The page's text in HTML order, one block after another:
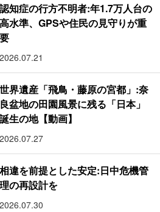
認知症の行方不明者:年1.7万人台の
高水準、GPSや住民の見守りが重
要
2026.07.21
世界遺産「飛鳥・藤原の宮都」:奈
良盆地の田園風景に残る「日本」
誕生の地【動画】
2026.07.27
相違を前提とした安定:日中危機管
理の再設計を
2026.07.30